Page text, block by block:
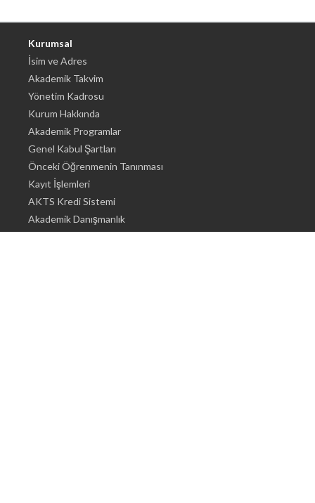
Kurumsal
İsim ve Adres
Akademik Takvim
Yönetim Kadrosu
Kurum Hakkında
Akademik Programlar
Genel Kabul Şartları
Önceki Öğrenmenin Tanınması
Kayıt İşlemleri
AKTS Kredi Sistemi
Akademik Danışmanlık